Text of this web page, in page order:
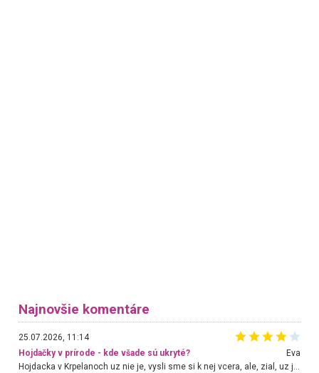
Najnovšie komentáre
25.07.2026, 11:14
Hojdačky v prírode - kde všade sú ukryté?
Eva
Hojdacka v Krpelanoch uz nie je, vysli sme si k nej vcera, ale, zial, uz je znicena. Ak sem planujete cestu len kvoli hojdacke, mozete si ju usetrit. Krasny vyhlad je tu vsak aj bez hojdacky :-)